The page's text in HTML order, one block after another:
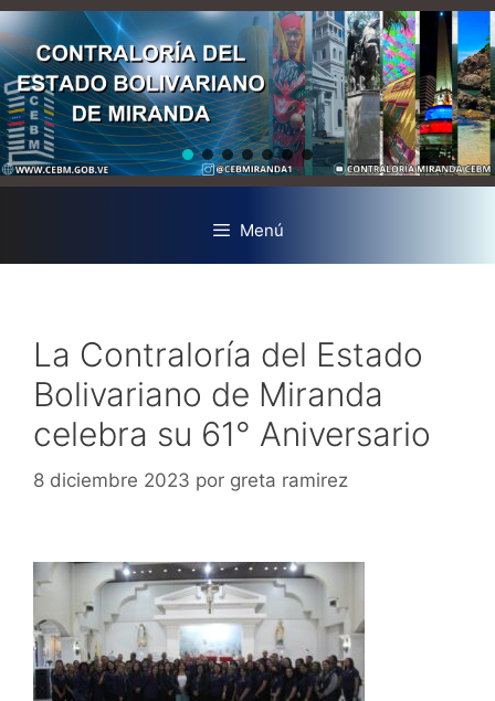
Menú
La Contraloría del Estado
Bolivariano de Miranda
celebra su 61° Aniversario
8 diciembre 2023 por greta ramirez